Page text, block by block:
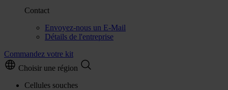
Contact
Envoyez-nous un E-Mail
Détails de l'entreprise
Commandez votre kit
Choisir une région
Cellules souches